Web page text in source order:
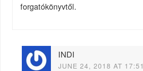
forgatókönyvtől.
INDI
JUNE 24, 2018 AT 17:51